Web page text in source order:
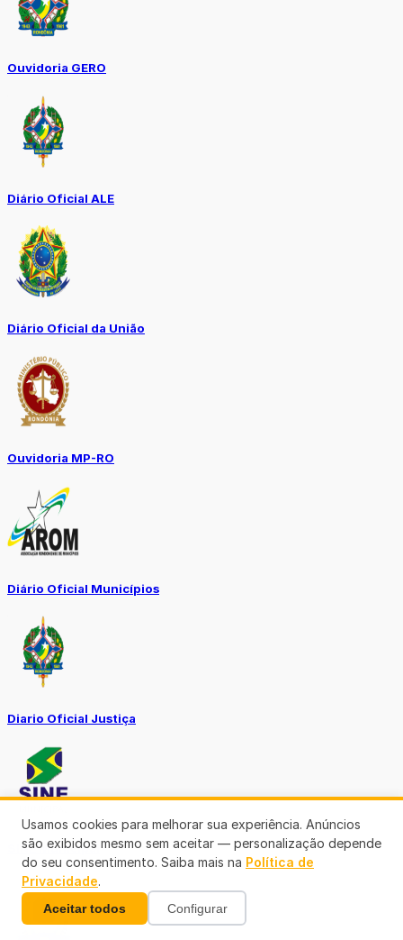
Ouvidoria GERO
Diário Oficial ALE
Diário Oficial da União
Ouvidoria MP-RO
Diário Oficial Municípios
Diario Oficial Justiça
SINE Municipal
Usamos cookies para melhorar sua experiência. Anúncios
são exibidos mesmo sem aceitar — personalização depende
do seu consentimento. Saiba mais na Política de
Privacidade.
Aceitar todos Configurar